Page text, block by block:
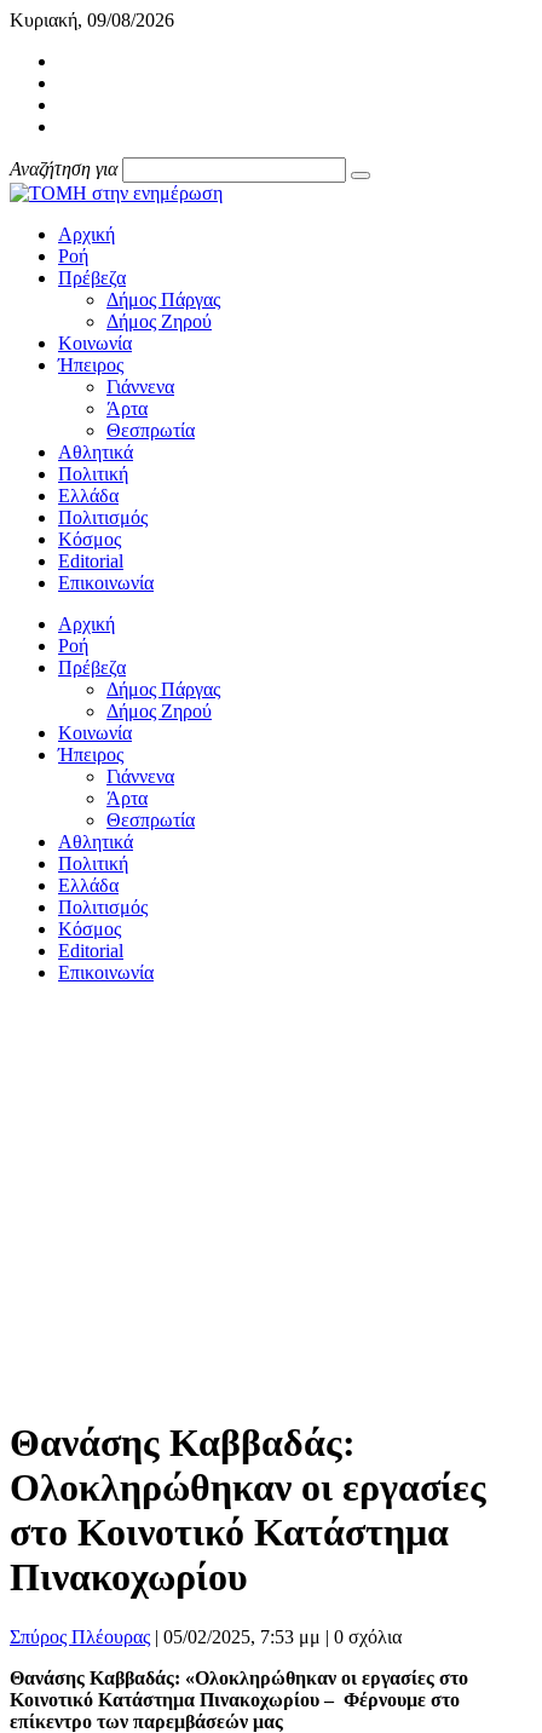
Κυριακή, 09/08/2026
Αναζήτηση για
Αρχική
Ροή
Πρέβεζα
Δήμος Πάργας
Δήμος Ζηρού
Κοινωνία
Ήπειρος
Γιάννενα
Άρτα
Θεσπρωτία
Αθλητικά
Πολιτική
Ελλάδα
Πολιτισμός
Κόσμος
Editorial
Επικοινωνία
Αρχική
Ροή
Πρέβεζα
Δήμος Πάργας
Δήμος Ζηρού
Κοινωνία
Ήπειρος
Γιάννενα
Άρτα
Θεσπρωτία
Αθλητικά
Πολιτική
Ελλάδα
Πολιτισμός
Κόσμος
Editorial
Επικοινωνία
Θανάσης Καββαδάς:
Ολοκληρώθηκαν οι εργασίες
στο Κοινοτικό Κατάστημα
Πινακοχωρίου
Σπύρος Πλέουρας | 05/02/2025, 7:53 μμ | 0 σχόλια
Θανάσης Καββαδάς: «Ολοκληρώθηκαν οι εργασίες στο
Κοινοτικό Κατάστημα Πινακοχωρίου – Φέρνουμε στο
επίκεντρο των παρεμβάσεών μας